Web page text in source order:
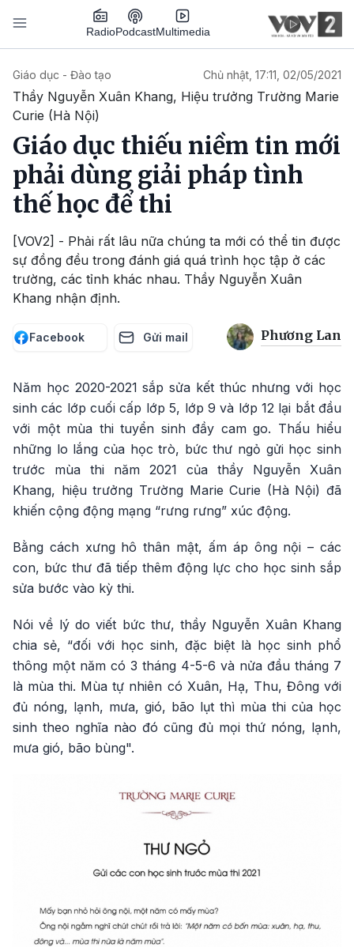
Nhảy đến nội dung
RadioPodcastMultimedia
Giáo dục - Đào tạo Chủ nhật, 17:11, 02/05/2021
Thầy Nguyễn Xuân Khang, Hiệu trưởng Trường Marie
Curie (Hà Nội)
Giáo dục thiếu niềm tin mới
phải dùng giải pháp tình
thế học để thi
[VOV2] - Phải rất lâu nữa chúng ta mới có thể tin được
sự đồng đều trong đánh giá quá trình học tập ở các
trường, các tỉnh khác nhau. Thầy Nguyễn Xuân
Khang nhận định.
Facebook Gửi mail Phương Lan
Năm học 2020-2021 sắp sửa kết thúc nhưng với học
sinh các lớp cuối cấp lớp 5, lớp 9 và lớp 12 lại bắt đầu
với một mùa thi tuyển sinh đầy cam go. Thấu hiểu
những lo lắng của học trò, bức thư ngỏ gửi học sinh
trước mùa thi năm 2021 của thầy Nguyễn Xuân
Khang, hiệu trưởng Trường Marie Curie (Hà Nội) đã
khiến cộng động mạng “rưng rưng” xúc động.
Bằng cách xưng hô thân mật, ấm áp ông nội – các
con, bức thư đã tiếp thêm động lực cho học sinh sắp
sửa bước vào kỳ thi.
Nói về lý do viết bức thư, thầy Nguyễn Xuân Khang
chia sẻ, “đối với học sinh, đặc biệt là học sinh phổ
thông một năm có 3 tháng 4-5-6 và nửa đầu tháng 7
là mùa thi. Mùa tự nhiên có Xuân, Hạ, Thu, Đông với
đủ nóng, lạnh, mưa, gió, bão lụt thì mùa thi của học
sinh theo nghĩa nào đó cũng đủ mọi thứ nóng, lạnh,
mưa gió, bão bùng".